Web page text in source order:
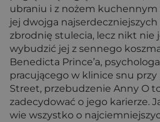
ubraniu i z nożem kuchennym
jej dwojga najserdeczniejszych
zbrodnię stulecia, lecz nikt nie
wybudzić jej z sennego
Benedicta Prince’a,
pracującego w klinice snu
Street, przebudzenie Anny O
zadecydować o jego karierze.
wie wszystko o